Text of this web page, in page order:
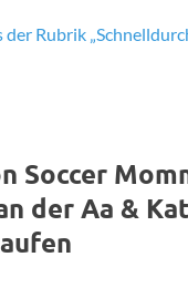
Rubrik
Soccer
der Aa &